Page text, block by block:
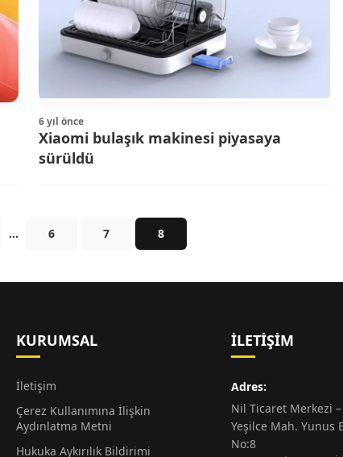
6 yıl önce
Xiaomi bulaşık makinesi piyasaya
sürüldü
… 6 7 8
KURUMSAL
İletişim
Çerez Kullanımına İlişkin
Aydınlatma Metni
Hukuka Aykırılık Bildirimi
İLETIŞIM
Adres:
Nil Ticaret Merkezi –
Yeşilce Mah. Yunus
No:8